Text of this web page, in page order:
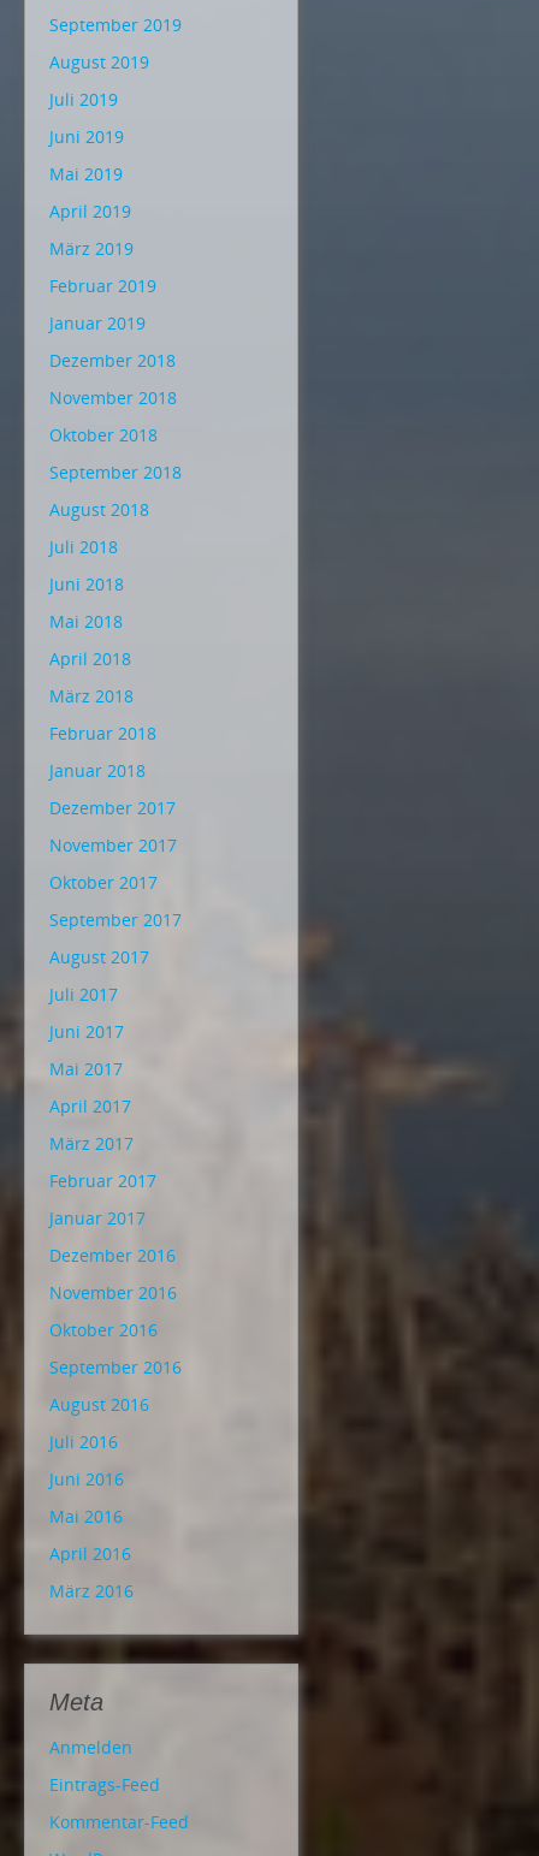
September 2019
August 2019
Juli 2019
Juni 2019
Mai 2019
April 2019
März 2019
Februar 2019
Januar 2019
Dezember 2018
November 2018
Oktober 2018
September 2018
August 2018
Juli 2018
Juni 2018
Mai 2018
April 2018
März 2018
Februar 2018
Januar 2018
Dezember 2017
November 2017
Oktober 2017
September 2017
August 2017
Juli 2017
Juni 2017
Mai 2017
April 2017
März 2017
Februar 2017
Januar 2017
Dezember 2016
November 2016
Oktober 2016
September 2016
August 2016
Juli 2016
Juni 2016
Mai 2016
April 2016
März 2016
Meta
Anmelden
Eintrags-Feed
Kommentar-Feed